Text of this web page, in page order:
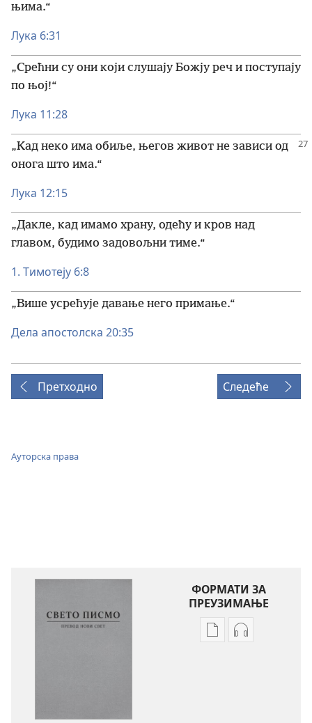
њима.“
Лука 6:31
„Срећни су они који слушају Божју реч и поступају
по њој!“
Лука 11:28
„Кад неко има обиље, његов живот не зависи од
онога што има.“
Лука 12:15
„Дакле, кад имамо храну, одећу и кров над
главом, будимо задовољни тиме.“
1. Тимотеју 6:8
„Више усрећује давање него примање.“
Дела апостолска 20:35
Претходно Следеће
Ауторска права
ФОРМАТИ ЗА
ПРЕУЗИМАЊЕ
ФорматиФормати